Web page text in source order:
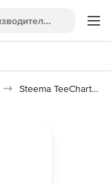
Steema TeeChart for .NET